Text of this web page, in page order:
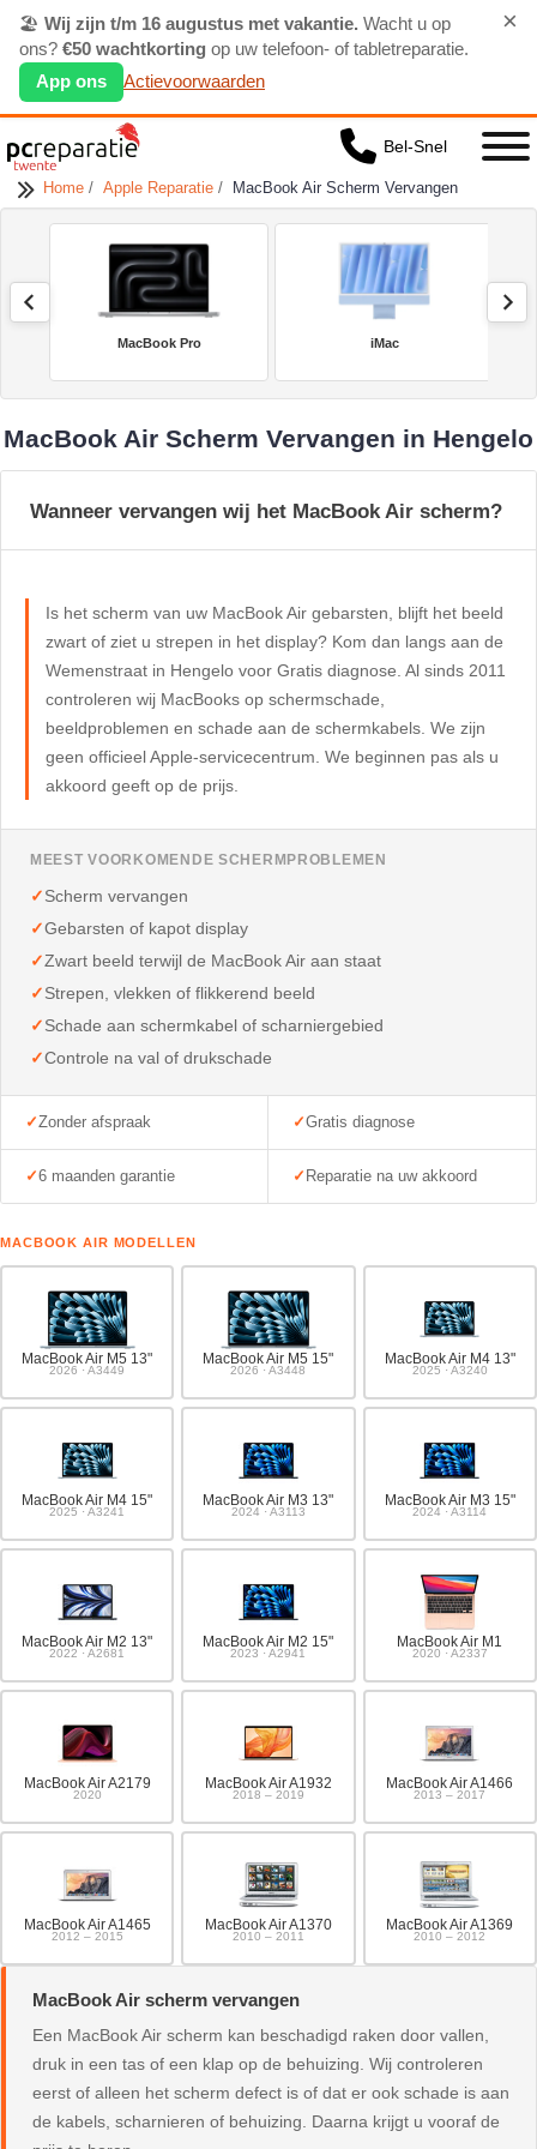
🏖️ Wij zijn t/m 16 augustus met vakantie. Wacht u op
ons? €50 wachtkorting op uw telefoon- of tabletreparatie.
App ons
Actievoorwaarden
×
Bel-Snel
Home / Apple Reparatie / MacBook Air Scherm Vervangen
MacBook Pro iMac
MacBook Air Scherm Vervangen in Hengelo
Wanneer vervangen wij het MacBook Air scherm?
Is het scherm van uw MacBook Air gebarsten, blijft het beeld
zwart of ziet u strepen in het display? Kom dan langs aan de
Wemenstraat in Hengelo voor Gratis diagnose. Al sinds 2011
controleren wij MacBooks op schermschade,
beeldproblemen en schade aan de schermkabels. We zijn
geen officieel Apple-servicecentrum. We beginnen pas als u
akkoord geeft op de prijs.
MEEST VOORKOMENDE SCHERMPROBLEMEN
Scherm vervangen
Gebarsten of kapot display
Zwart beeld terwijl de MacBook Air aan staat
Strepen, vlekken of flikkerend beeld
Schade aan schermkabel of scharniergebied
Controle na val of drukschade
Zonder afspraak Gratis diagnose
6 maanden garantie Reparatie na uw akkoord
MACBOOK AIR MODELLEN
MacBook Air M5 13"
2026 · A3449
MacBook Air M5 15"
2026 · A3448
MacBook Air M4 13"
2025 · A3240
MacBook Air M4 15"
2025 · A3241
MacBook Air M3 13"
2024 · A3113
MacBook Air M3 15"
2024 · A3114
MacBook Air M2 13"
2022 · A2681
MacBook Air M2 15"
2023 · A2941
MacBook Air M1
2020 · A2337
MacBook Air A2179
2020
MacBook Air A1932
2018 – 2019
MacBook Air A1466
2013 – 2017
MacBook Air A1465
2012 – 2015
MacBook Air A1370
2010 – 2011
MacBook Air A1369
2010 – 2012
MacBook Air scherm vervangen
Een MacBook Air scherm kan beschadigd raken door vallen,
druk in een tas of een klap op de behuizing. Wij controleren
eerst of alleen het scherm defect is of dat er ook schade is aan
de kabels, scharnieren of behuizing. Daarna krijgt u vooraf de